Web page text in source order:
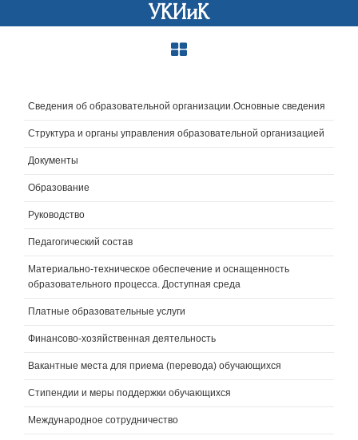
УКИиК
Сведения об образовательной организации.Основные сведения
Структура и органы управления образовательной организацией
Документы
Образование
Руководство
Педагогический состав
Материально-техническое обеспечение и оснащенность
образовательного процесса. Доступная среда
Платные образовательные услуги
Финансово-хозяйственная деятельность
Вакантные места для приема (перевода) обучающихся
Стипендии и меры поддержки обучающихся
Международное сотрудничество